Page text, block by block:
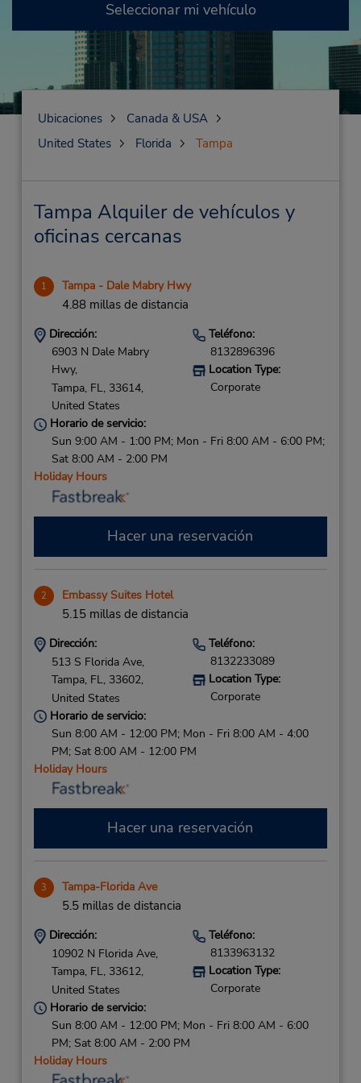
Seleccionar mi vehículo
Ubicaciones
Canada & USA
United States
Florida Tampa
Tampa Alquiler de vehículos y
oficinas cercanas
1 Tampa - Dale Mabry Hwy
4.88 millas de distancia
Dirección:
6903 N Dale Mabry
Hwy,
Tampa, FL, 33614,
United States
Teléfono:
8132896396
Location Type:
Corporate
Horario de servicio:
Sun 9:00 AM - 1:00 PM; Mon - Fri 8:00 AM - 6:00 PM;
Sat 8:00 AM - 2:00 PM
Holiday Hours
Hacer una reservación
2 Embassy Suites Hotel
5.15 millas de distancia
Dirección:
513 S Florida Ave,
Tampa, FL, 33602,
United States
Teléfono:
8132233089
Location Type:
Corporate
Horario de servicio:
Sun 8:00 AM - 12:00 PM; Mon - Fri 8:00 AM - 4:00
PM; Sat 8:00 AM - 12:00 PM
Holiday Hours
Hacer una reservación
3 Tampa-Florida Ave
5.5 millas de distancia
Dirección:
10902 N Florida Ave,
Tampa, FL, 33612,
United States
Teléfono:
8133963132
Location Type:
Corporate
Horario de servicio:
Sun 8:00 AM - 12:00 PM; Mon - Fri 8:00 AM - 6:00
PM; Sat 8:00 AM - 2:00 PM
Holiday Hours